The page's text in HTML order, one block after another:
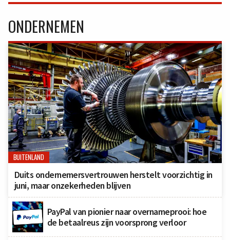
ONDERNEMEN
BUITENLAND
Duits ondernemersvertrouwen herstelt voorzichtig in
juni, maar onzekerheden blijven
PayPal van pionier naar overnameprooi: hoe
de betaalreus zijn voorsprong verloor